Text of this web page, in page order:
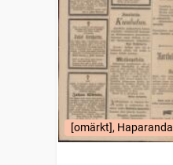
[omärkt], Haparanda